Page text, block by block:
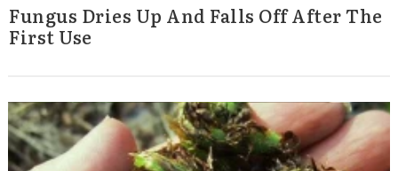
Fungus Dries Up And Falls Off After The
First Use